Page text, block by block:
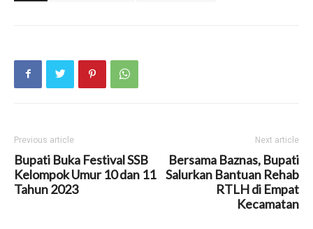
Previous article
Bupati Buka Festival SSB
Kelompok Umur 10 dan 11
Tahun 2023
Next article
Bersama Baznas, Bupati
Salurkan Bantuan Rehab
RTLH di Empat
Kecamatan